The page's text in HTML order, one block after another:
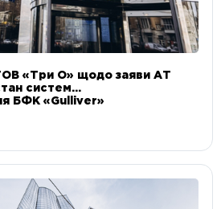
«Три О» щодо заяви АТ
систем
БФК «Gulliver»